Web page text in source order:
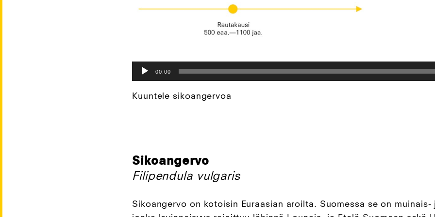
Audio
Player
00:00
Kuuntele sikoangervoa
Sikoangervo
Filipendula vulgaris
Sikoangervo on kotoisin Euraasian aroilta. Suomessa se on